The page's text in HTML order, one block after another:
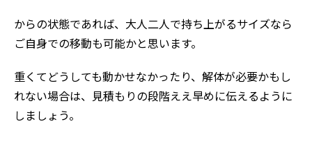
からの状態であれば、大人二人で持ち上がるサイズなら
ご自身での移動も可能かと思います。
重くてどうしても動かせなかったり、解体が必要かもし
れない場合は、見積もりの段階ええ早めに伝えるように
しましょう。